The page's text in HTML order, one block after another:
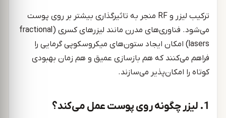
ترکیب لیزر و RF منجر به تاثیرگذاری بیشتر بر روی پوست
می‌شود. فناوری‌های مدرن مانند لیزرهای کسری (fractional
lasers) امکان ایجاد ستون‌های میکروسکوپی گرمایی را
فراهم می‌کنند که هم بازسازی عمیق و هم زمان بهبودی
کوتاه را امکان‌پذیر می‌سازند.
1. لیزر چگونه روی پوست عمل می‌کند؟